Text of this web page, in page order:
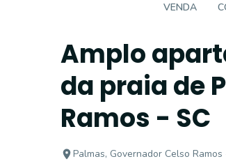
VENDA
Amplo
da praia de
Ramos - SC
Palmas, Governador Celso Ramos